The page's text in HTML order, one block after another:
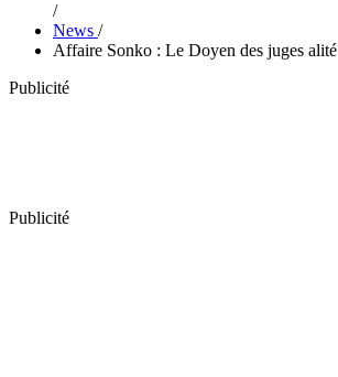
/
News /
Affaire Sonko : Le Doyen des juges alité
Publicité
Publicité